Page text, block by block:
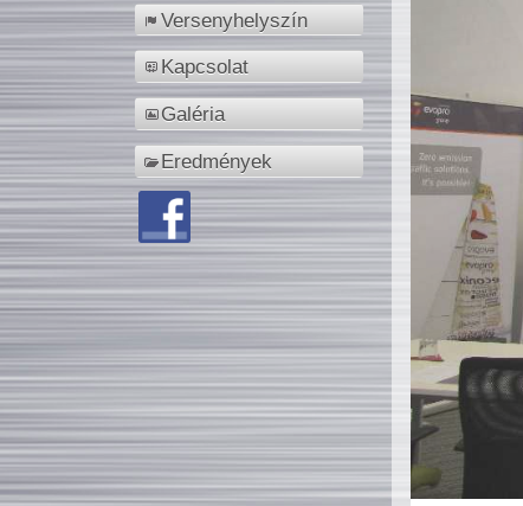
Versenyhelyszín
Kapcsolat
Galéria
Eredmények